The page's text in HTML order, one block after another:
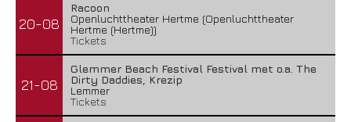
20-08
Racoon
Openluchttheater Hertme (Openluchttheater
Hertme (Hertme))
Tickets
21-08
Glemmer Beach Festival Festival met o.a. The
Dirty Daddies, Krezip
Lemmer
Tickets